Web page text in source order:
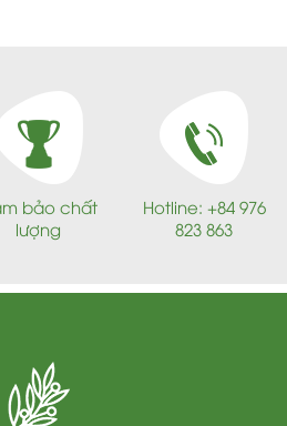
bảo chất
lượng
Hotline: +84 976
823 863